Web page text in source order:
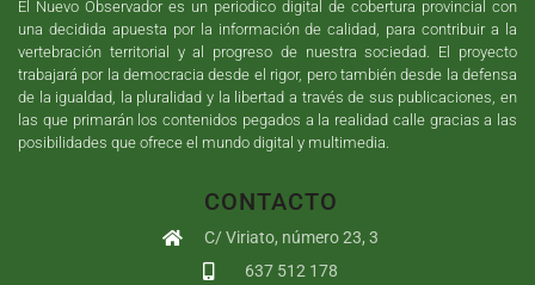
El Nuevo Observador es un periodico digital de cobertura provincial con
una decidida apuesta por la información de calidad, para contribuir a la
vertebración territorial y al progreso de nuestra sociedad. El proyecto
trabajará por la democracia desde el rigor, pero también desde la defensa
de la igualdad, la pluralidad y la libertad a través de sus publicaciones, en
las que primarán los contenidos pegados a la realidad calle gracias a las
posibilidades que ofrece el mundo digital y multimedia.
CONTACTO
C/ Viriato, número 23, 3
637 512 178